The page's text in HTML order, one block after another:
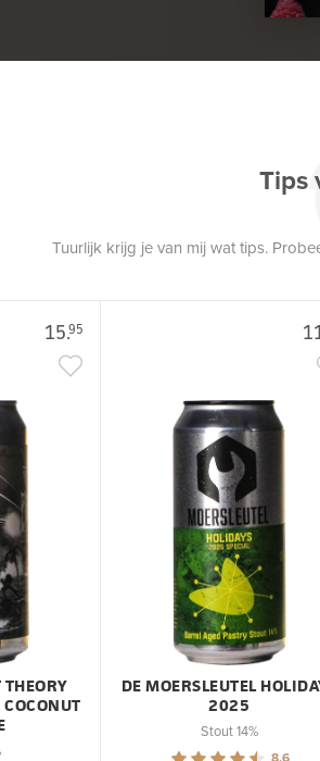
Tips
Tuurlijk krijg je van mij wat tips.
15.95
DE MOERSLEUTEL
2025
Stout 14%
8.6